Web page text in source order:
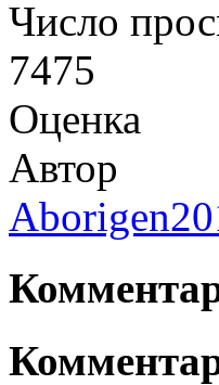
Число
7475
Оценка
Автор